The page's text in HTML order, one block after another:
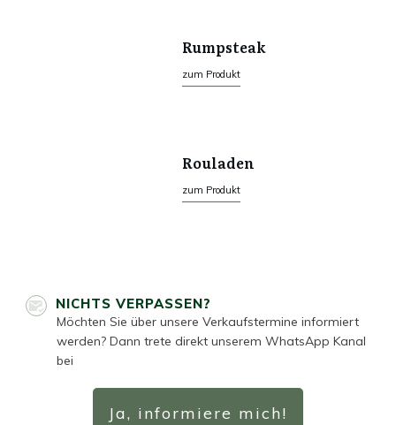
Rumpsteak
zum Produkt
Rouladen
zum Produkt
NICHTS VERPASSEN?
Möchten Sie über unsere Verkaufstermine informiert
werden? Dann trete direkt unserem WhatsApp Kanal
bei
Ja, informiere mich!